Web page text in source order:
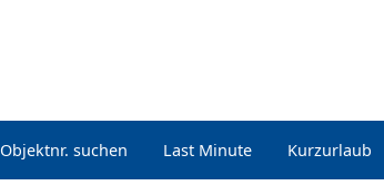
Objektnr. suchen Last Minute Kurzurlaub